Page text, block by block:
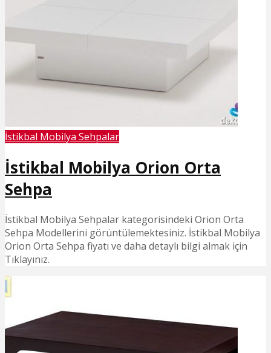
İstikbal Mobilya Sehpalar
İstikbal Mobilya Orion Orta
Sehpa
İstikbal Mobilya Sehpalar kategorisindeki Orion Orta
Sehpa Modellerini görüntülemektesiniz. İstikbal Mobilya
Orion Orta Sehpa fiyatı ve daha detaylı bilgi almak için
Tıklayınız.